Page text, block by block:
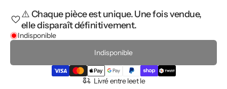
⚠️ Chaque pièce est unique. Une fois vendue,
elle disparaît définitivement.
Indisponible
Indisponible
Livré entre leet le